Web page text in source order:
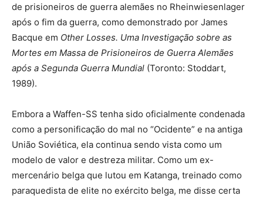
de prisioneiros de guerra alemães no Rheinwiesenlager
após o fim da guerra, como demonstrado por James
Bacque em Other Losses. Uma Investigação sobre as
Mortes em Massa de Prisioneiros de Guerra Alemães
após a Segunda Guerra Mundial (Toronto: Stoddart,
1989).
Embora a Waffen-SS tenha sido oficialmente condenada
como a personificação do mal no “Ocidente” e na antiga
União Soviética, ela continua sendo vista como um
modelo de valor e destreza militar. Como um ex-
mercenário belga que lutou em Katanga, treinado como
paraquedista de elite no exército belga, me disse certa